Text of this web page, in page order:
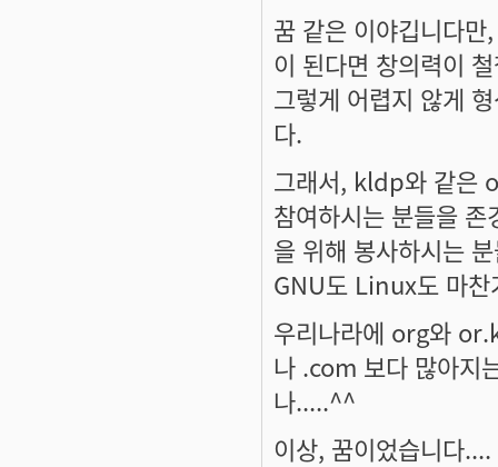
꿈 같은 이야깁니다
이 된다면 창의력이
그렇게 어렵지 않게
다.
그래서, kldp와 같은
참여하시는 분들을
을 위해 봉사하시는
GNU도 Linux도 마찬
우리나라에 org와
나 .com 보다 많아지
나.....^^
이상, 꿈이었습니다....